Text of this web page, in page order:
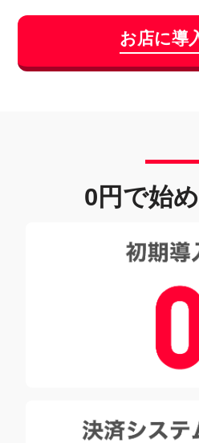
お店に導
0円で始